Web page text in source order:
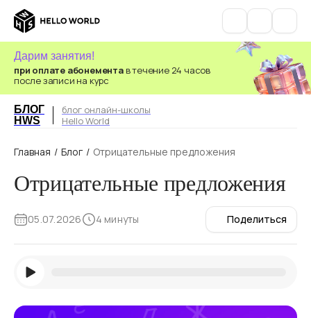
при оплате абонементав течение 24 часов
после записи на курс
Дарим занятия!
БЛОГ
HWS
блог онлайн-школы
Hello World
Главная / Блог / Отрицательные предложения
Отрицательные предложения
05.07.2026 4 минуты Поделиться